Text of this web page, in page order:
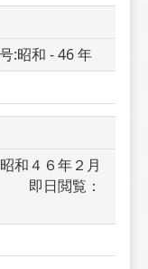
:昭和 - 46 年
和４６年２月
　即日閲覧：